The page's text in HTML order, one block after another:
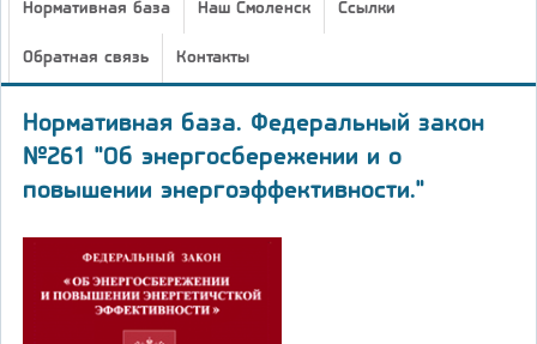
Нормативная база Наш Смоленск Ссылки
Обратная связь Контакты
Нормативная база. Федеральный закон
№261 "Об энергосбережении и о
повышении энергоэффективности."